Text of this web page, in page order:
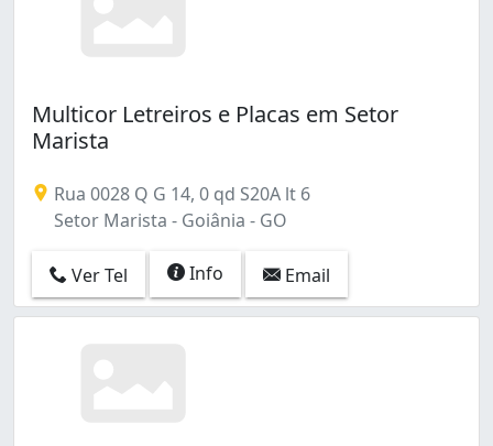
Multicor Letreiros e Placas em Setor
Marista
Rua 0028 Q G 14, 0 qd S20A lt 6
Setor Marista - Goiânia - GO
Ver Tel Info Email